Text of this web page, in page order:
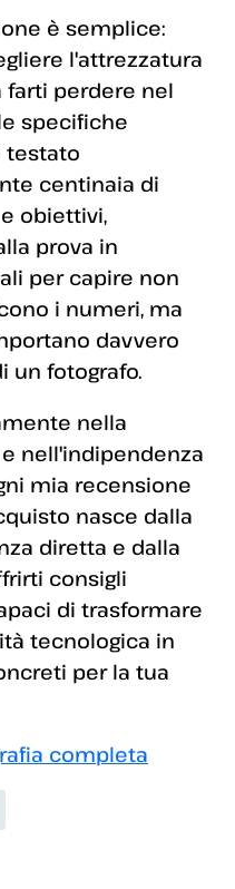
è semplice:
l'attrezzatura
farti perdere nel
specifiche
testato
centinaia di
obiettivi,
prova in
per capire non
i numeri, ma
davvero
un fotografo.
nella
nell'indipendenza
mia recensione
nasce dalla
diretta e dalla
consigli
di trasformare
tecnologica in
per la tua
completa